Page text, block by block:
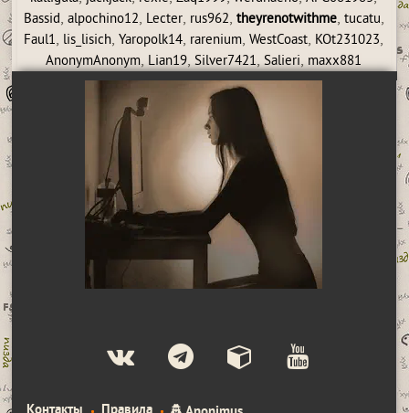
Bassid, alpochino12, Lecter, rus962, theyrenotwithme, tucatu,
Faul1, lis_lisich,Yaropolk14, rarenium,WestCoast, KOt231023,
AnonymAnonym, Lian19,Silver7421,Salieri, maxx881